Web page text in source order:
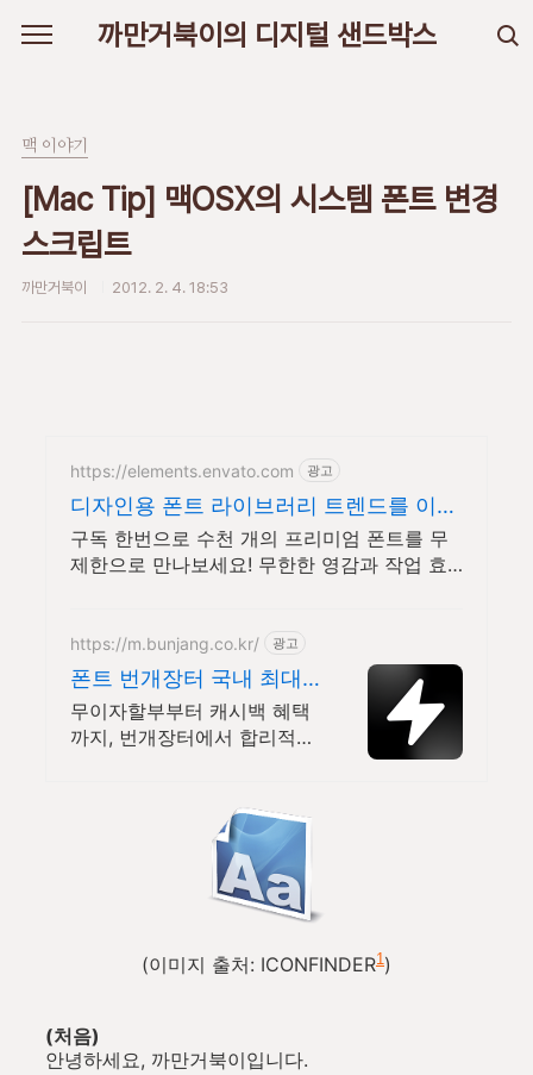
까만거북이의 디지털 샌드박스
맥 이야기
[Mac Tip] 맥OSX의 시스템 폰트 변경
스크립트
까만거북이 2012. 2. 4. 18:53
https://elements.envato.com 광고
디자인용 폰트 라이브러리 트렌드를 이끄
는 인기 콘텐츠
구독 한번으로 수천 개의 프리미엄 폰트를 무
제한으로 만나보세요! 무한한 영감과 작업 효
https://m.bunjang.co.kr/ 광고
폰트 번개장터 국내 최대
브랜드 중고거래
무이자할부부터 캐시백 혜택
까지, 번개장터에서 합리적으
상품 매일 10만 개 이상의 신
(이미지 출처: ICONFINDER1)
(처음)
안녕하세요, 까만거북이입니다.